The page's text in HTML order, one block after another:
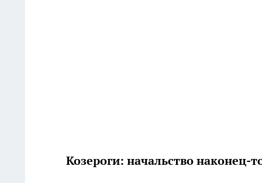
Козероги: начальство наконец-